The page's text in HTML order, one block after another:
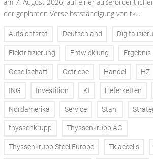
der geplanten Verselbstständigung von tk...
Aufsichtsrat Deutschland
Elektrifizierung Entwicklung Ergebnis
Gesellschaft Getriebe Handel HZ
ING Investition KI Lieferketten
Nordamerika Service Stahl
thyssenkrupp Thyssenkrupp AG
Thyssenkrupp Steel Europe Tk accelis